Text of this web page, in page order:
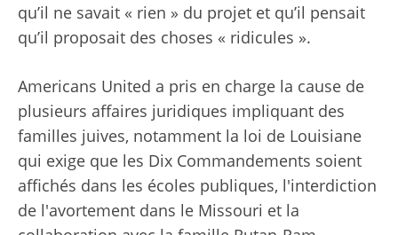
qu’il ne savait « rien » du projet et qu’il pensait
qu’il proposait des choses « ridicules ».
Americans United a pris en charge la cause de
plusieurs affaires juridiques impliquant des
familles juives, notamment la loi de Louisiane
qui exige que les Dix Commandements soient
affichés dans les écoles publiques, l'interdiction
de l'avortement dans le Missouri et la